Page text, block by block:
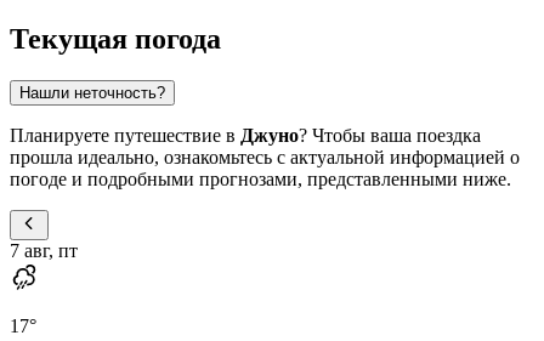
Текущая погода
Нашли неточность?
Планируете путешествие в Джуно? Чтобы ваша поездка
прошла идеально, ознакомьтесь с актуальной информацией о
погоде и подробными прогнозами, представленными ниже.
7 авг, пт
17°